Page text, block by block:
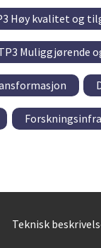
Høy kvalitet og
Muliggjørende
Teknisk